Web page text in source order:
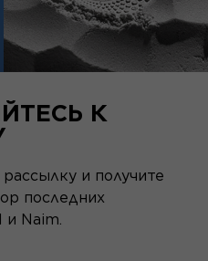
К
и получите
последних
и Naim.